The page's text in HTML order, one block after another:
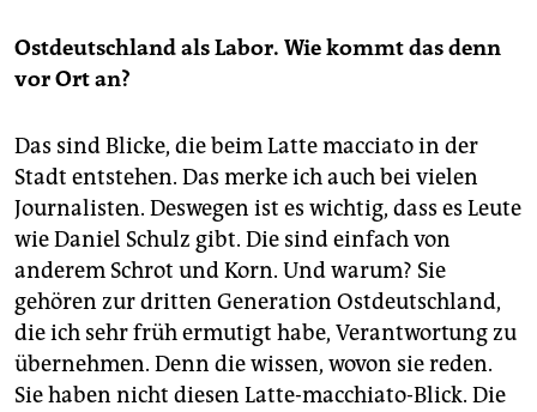
Ostdeutschland als Labor. Wie kommt das denn
vor Ort an?
Das sind Blicke, die beim Latte macciato in der
Stadt entstehen. Das merke ich auch bei vielen
Journalisten. Deswegen ist es wichtig, dass es Leute
wie Daniel Schulz gibt. Die sind einfach von
anderem Schrot und Korn. Und warum? Sie
gehören zur dritten Generation Ostdeutschland,
die ich sehr früh ermutigt habe, Verantwortung zu
übernehmen. Denn die wissen, wovon sie reden.
Sie haben nicht diesen Latte-macchiato-Blick. Die